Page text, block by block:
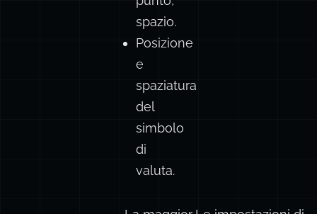
spazio.
Posizione
e
spaziatura
del
simbolo
di
valuta.